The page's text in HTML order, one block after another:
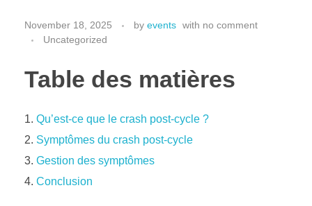
November 18, 2025 by events with no comment
Uncategorized
Table des matières
Qu’est-ce que le crash post-cycle ?
Symptômes du crash post-cycle
Gestion des symptômes
Conclusion